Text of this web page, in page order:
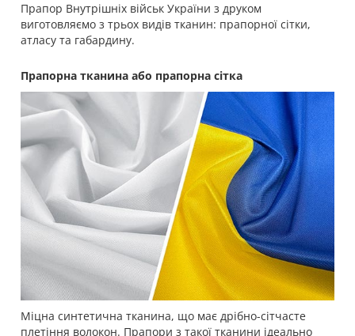
Прапор Внутрішніх військ України з друком
виготовляємо з трьох видів тканин: прапорної сітки,
атласу та габардину.
Прапорна тканина або прапорна сітка
Міцна синтетична тканина, що має дрібно-сітчасте
плетіння волокон. Прапори з такої тканини ідеально